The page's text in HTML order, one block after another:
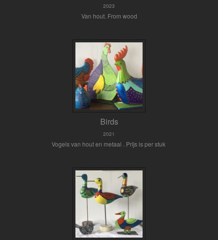
2023
Van hout. From wood
Birds
2021
Vogels van hout en metaal . Prijs is per stuk